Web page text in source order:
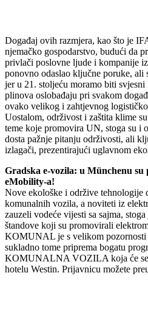
Događaj ovih razmjera, kao što je
njemačko gospodarstvo, budući da
privlači poslovne ljude i kompanije
ponovno odaslao ključne poruke, ali
jer u 21. stoljeću moramo biti
plinova oslobađaju pri svakom
ovako velikog i zahtjevnog
Uostalom, održivost i zaštita klime
teme koje promovira UN, stoga su i
dosta pažnje pitanju održivosti, ali
izlagači, prezentirajući uglavnom
Gradska e-vozila: u Münchenu
eMobility-a!
Nove ekološke i održive tehnologije
komunalnih vozila, a noviteti iz
zauzeli vodeće vijesti sa sajma,
štandove koji su promovirali
KOMUNAL je s velikom pozornosti
sukladno tome priprema bogatu
KOMUNALNA VOZILA koja će se
hotelu Westin. Prijavnicu možete